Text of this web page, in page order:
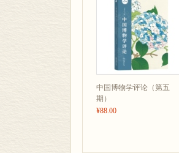
春来更有好花枝 /纪红
操场上的春天 /田震琼
后山森林的一年 /郭静
书评•动态
以编史学视角看《吉尔
“博物生态讲书会”纪要 /
博物学文化专业委员会
第五届博物学文化论坛
博物学文化20 问 /博物学
中国博物学评论（第五
期）
¥88.00